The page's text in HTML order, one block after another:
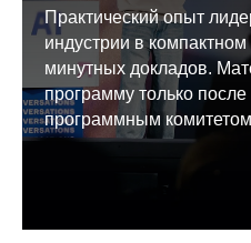
Практический опыт
индустрии в
минутных докладов.
программу только после
программным